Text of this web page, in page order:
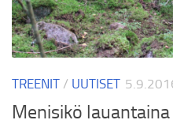
TREENIT / UUTISET
Menisikö